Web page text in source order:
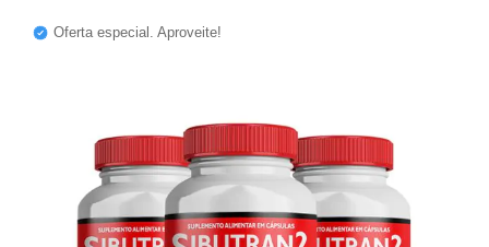
Oferta especial. Aproveite!